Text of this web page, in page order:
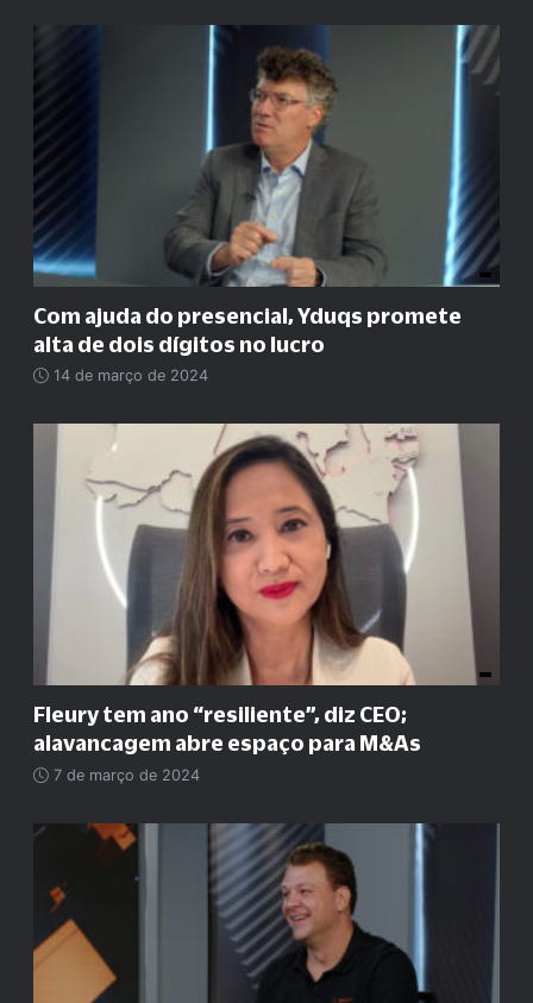
Com ajuda do presencial, Yduqs promete
alta de dois dígitos no lucro
14 de março de 2024
Fleury tem ano “resiliente”, diz CEO;
alavancagem abre espaço para M&As
7 de março de 2024